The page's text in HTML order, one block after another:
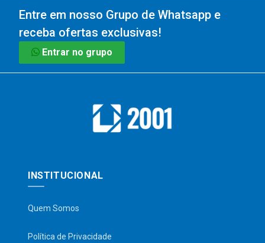
Entre em nosso Grupo de Whatsapp e
receba ofertas exclusivas!
Entrar no grupo
INSTITUCIONAL
Quem Somos
Política de Privacidade